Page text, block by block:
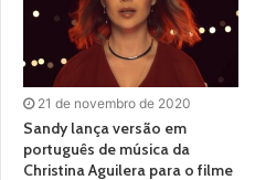
21 de novembro de 2020
Sandy lança versão em
português de música da
Christina Aguilera para o filme